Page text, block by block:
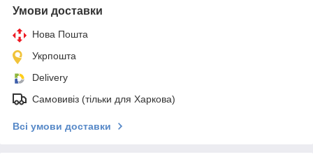
Умови доставки
Нова Пошта
Укрпошта
Delivery
Самовивіз (тільки для Харкова)
Всі умови доставки